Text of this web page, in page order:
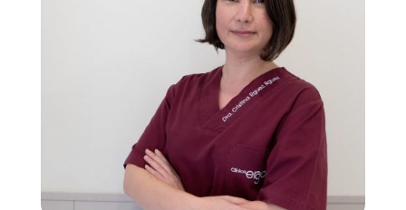
Ver CV